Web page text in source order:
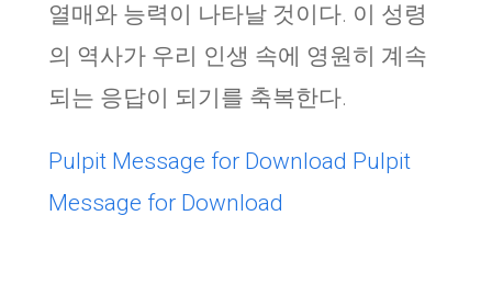
열매와 능력이 나타날 것이다. 이 성령
의 역사가 우리 인생 속에 영원히 계속
되는 응답이 되기를 축복한다.
Pulpit Message for Download Pulpit
Message for Download